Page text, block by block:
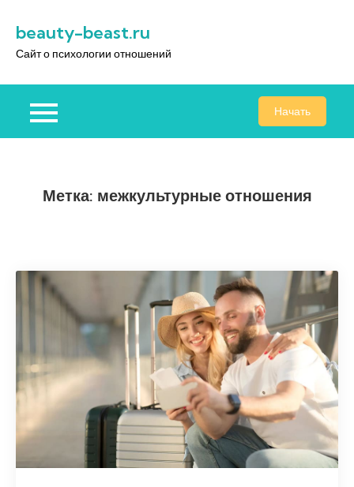
содержимому
beauty-beast.ru
Сайт о психологии отношений
Начать
Метка: межкультурные отношения